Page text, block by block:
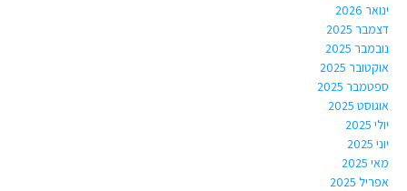
ינואר 2026
דצמבר 2025
נובמבר 2025
אוקטובר 2025
ספטמבר 2025
אוגוסט 2025
יולי 2025
יוני 2025
מאי 2025
אפריל 2025